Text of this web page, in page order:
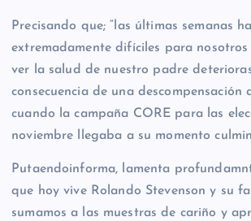
Precisando que; “las últimas semanas
extremadamente difíciles para nosotros
ver la salud de nuestro padre
consecuencia de una descompensación
cuando la campaña CORE para las
noviembre llegaba a su momento
Putaendoinforma, lamenta
que hoy vive Rolando Stevenson y su
sumamos a las muestras de cariño y